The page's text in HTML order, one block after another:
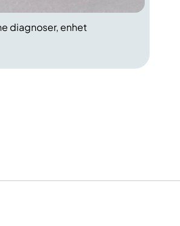
diagnoser, enhet